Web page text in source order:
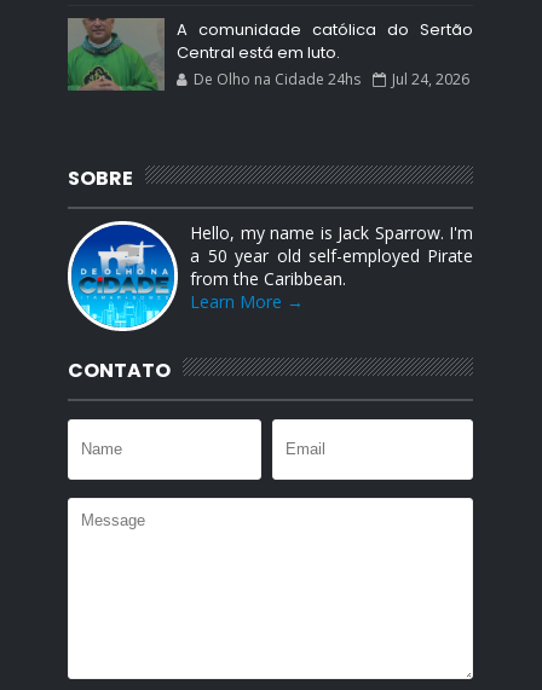
A comunidade católica do Sertão
Central está em luto.
De Olho na Cidade 24hs Jul 24, 2026
SOBRE
Hello, my name is Jack Sparrow. I'm
a 50 year old self-employed Pirate
from the Caribbean.
Learn More →
CONTATO